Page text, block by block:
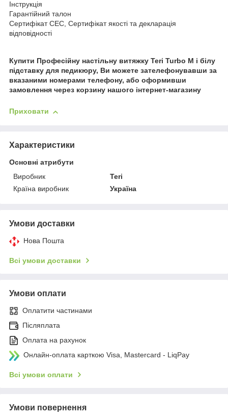
Інструкція
Гарантійний талон
Сертифікат СЕС, Сертифікат якості та декларація
відповідності
Купити Професійну настільну витяжку Teri Turbo M і білу
підставку для педикюру, Ви можете зателефонувавши за
вказаними номерами телефону, або оформивши
замовлення через корзину нашого інтернет-магазину
Приховати
Характеристики
Основні атрибути
Виробник
Teri
Країна виробник
Україна
Умови доставки
Нова Пошта
Всі умови доставки
Умови оплати
Оплатити частинами
Післяплата
Оплата на рахунок
Онлайн-оплата карткою Visa, Mastercard - LiqPay
Всі умови оплати
Умови повернення